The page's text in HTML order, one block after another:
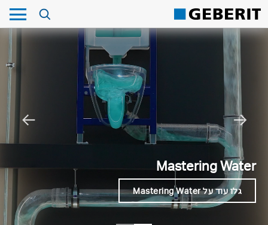
Mastering Water
גלו עוד על Mastering Water
← →